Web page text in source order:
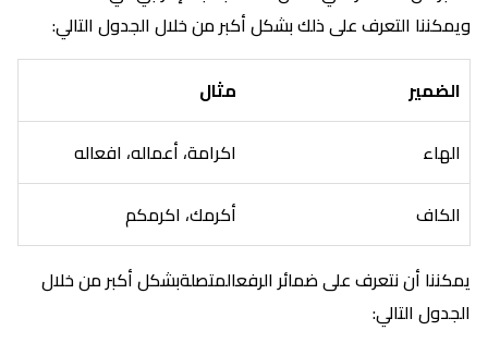
ويمكننا التعرف على ذلك بشكل أكبر من خلال الجدول التالي:
الضمير
مثال
الهاء
اكرامة، أعماله، افعاله
الكاف
أكرمك، اكرمكم
يمكننا أن نتعرف على ضمائر الرفعالمتصلةبشكل أكبر من خلال
الجدول التالي: